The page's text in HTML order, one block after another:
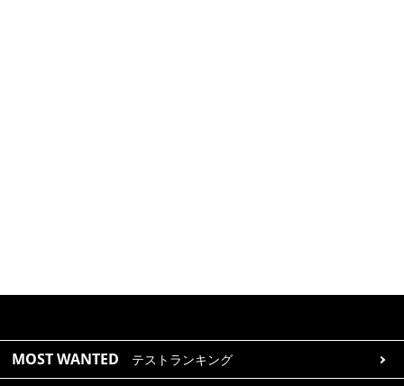
MOST WANTED テストランキング